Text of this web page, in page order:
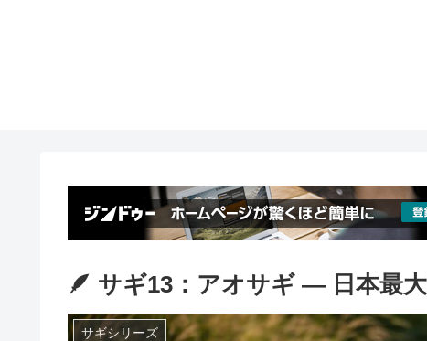
🪶 サギ13：アオサギ ― 日本最
サギシリーズ